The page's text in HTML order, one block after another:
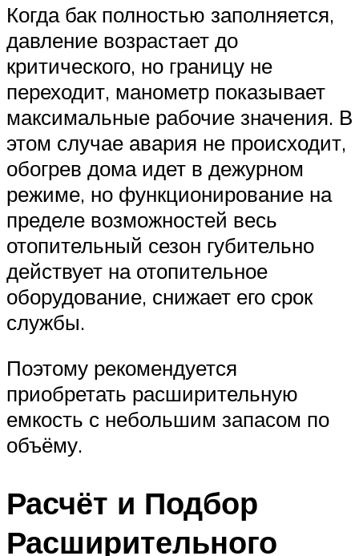
Когда бак полностью заполняется,
давление возрастает до
критического, но границу не
переходит, манометр показывает
максимальные рабочие значения. В
этом случае авария не происходит,
обогрев дома идет в дежурном
режиме, но функционирование на
пределе возможностей весь
отопительный сезон губительно
действует на отопительное
оборудование, снижает его срок
службы.
Поэтому рекомендуется
приобретать расширительную
емкость с небольшим запасом по
объёму.
Расчёт и Подбор
Расширительного